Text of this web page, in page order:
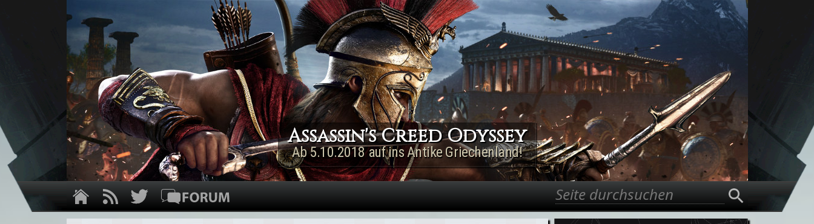
Direkt zum Inhalt
Assassin's Creed Rogue
Remastered
Jetzt für PS4 & Xbox One!
Suchformular
Suche